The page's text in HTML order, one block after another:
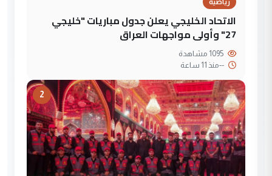
الاتحاد الخليجي يعلن جدول مباريات "خليجي
27" وأولى مواجهات العراق
--منذ 11 ساعة
2